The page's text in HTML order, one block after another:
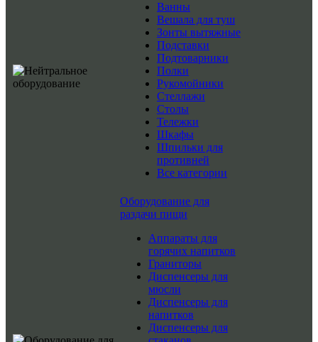
Ванны
Вешала для туш
Зонты вытяжные
Подставки
Подтоварники
Полки
Рукомойники
Стеллажи
Столы
Тележки
Шкафы
Шпильки для
противней
Все категории
Оборудование для
раздачи пищи
Аппараты для
горячих напитков
Граниторы
Диспенсеры для
мюсли
Диспенсеры для
напитков
Диспенсеры для